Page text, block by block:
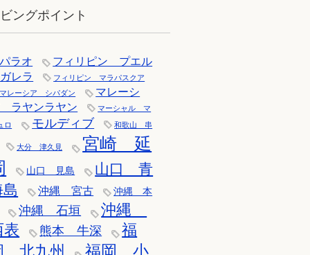
ングポイント
パラオ
フィリピン プエル
ガレラ
フィリピン マラパスクア
マレーシア シパダン
マレーシ
ラヤンラヤン
マーシャル マ
ロ
モルディブ 和歌山 串
大分 津久見
宮崎 延
山口 見島
山口 青
沖縄 宮古
沖縄 本
沖縄 石垣
沖縄
表
熊本 牛深
福
北九州
福岡 小